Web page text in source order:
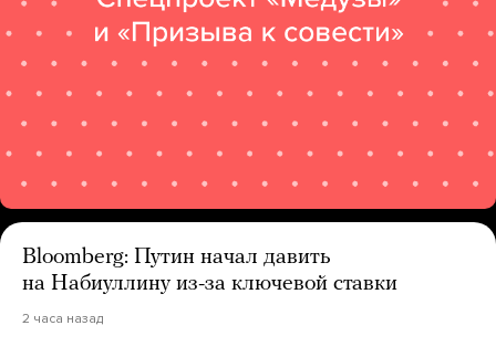
Bloomberg: Путин начал давить
на Набиуллину из-за ключевой ставки
2 часа назад